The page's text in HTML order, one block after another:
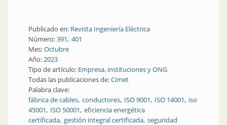
Publicado en: Revista Ingeniería Eléctrica
Número:391 401
Mes:Octubre
Año:2023
Tipo de artículo: Empresa, instituciones y ONG
Todas las publicaciones de:Cimet
Palabra clave:
fábrica de cables conductores ISO 9001 ISO 14001
iso
45001
ISO 50001 eficiencia energética
certificada gestión integral certificada seguridad